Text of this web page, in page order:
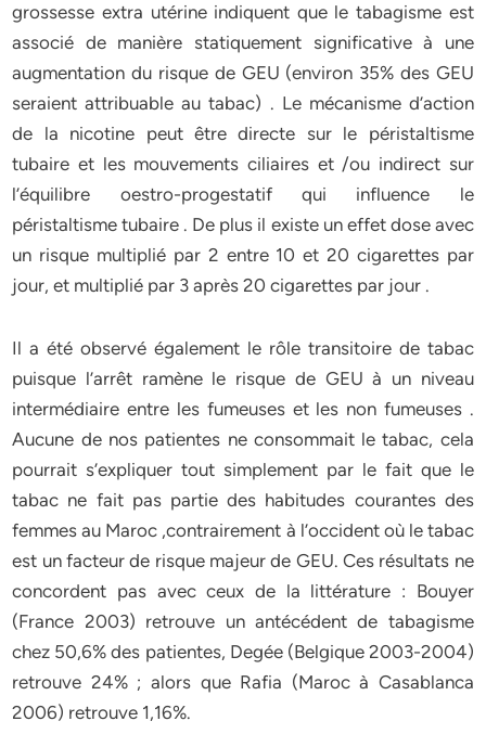
grossesse extra utérine indiquent que le tabagisme est
associé de manière statiquement significative à une
augmentation du risque de GEU (environ 35% des GEU
seraient attribuable au tabac) . Le mécanisme d’action
de la nicotine peut être directe sur le péristaltisme
tubaire et les mouvements ciliaires et /ou indirect sur
l’équilibre oestro-progestatif qui influence le
péristaltisme tubaire . De plus il existe un effet dose avec
un risque multiplié par 2 entre 10 et 20 cigarettes par
jour, et multiplié par 3 après 20 cigarettes par jour .
Il a été observé également le rôle transitoire de tabac
puisque l’arrêt ramène le risque de GEU à un niveau
intermédiaire entre les fumeuses et les non fumeuses .
Aucune de nos patientes ne consommait le tabac, cela
pourrait s’expliquer tout simplement par le fait que le
tabac ne fait pas partie des habitudes courantes des
femmes au Maroc ,contrairement à l’occident où le tabac
est un facteur de risque majeur de GEU. Ces résultats ne
concordent pas avec ceux de la littérature : Bouyer
(France 2003) retrouve un antécédent de tabagisme
chez 50,6% des patientes, Degée (Belgique 2003-2004)
retrouve 24% ; alors que Rafia (Maroc à Casablanca
2006) retrouve 1,16%.